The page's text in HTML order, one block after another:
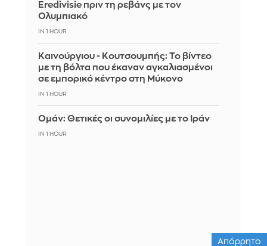
Eredivisie πριν τη ρεβάνς με τον
Ολυμπιακό
IN 1 HOUR
Καινούργιου - Κουτσουμπής: Το βίντεο
με τη βόλτα που έκαναν αγκαλιασμένοι
σε εμπορικό κέντρο στη Μύκονο
IN 1 HOUR
Ομάν: Θετικές οι συνομιλίες με το Ιράν
IN 1 HOUR
Απόρρητο